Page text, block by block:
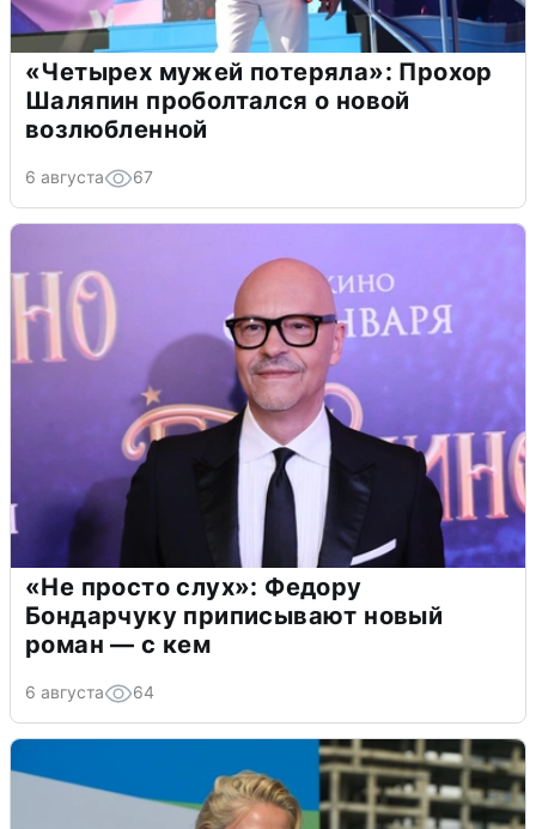
«Четырех мужей потеряла»: Прохор
Шаляпин проболтался о новой
возлюбленной
6 августа 67
«Не просто слух»: Федору
Бондарчуку приписывают новый
роман — с кем
6 августа 64